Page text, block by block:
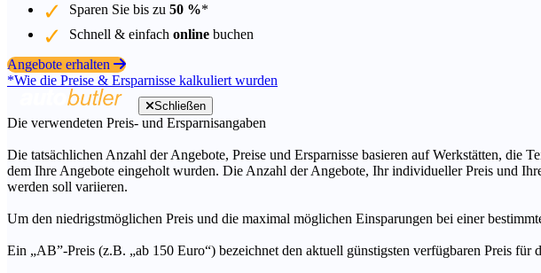
Sparen Sie bis zu 50 %*
Schnell & einfach online buchen
Angebote erhalten
*Wie die Preise & Ersparnisse kalkuliert wurden
Schließen
Die verwendeten Preis- und Ersparnisangaben
Die tatsächlichen Anzahl der Angebote, Preise und Ersparnisse basieren auf Werkstätten,
dem Ihre Angebote eingeholt wurden. Die Anzahl der Angebote, Ihr individueller Preis und
werden soll variieren.
Um den niedrigstmöglichen Preis und die maximal möglichen Einsparungen bei einer
Ein „AB”-Preis (z.B. „ab 150 Euro“) bezeichnet den aktuell günstigsten verfügbaren Preis